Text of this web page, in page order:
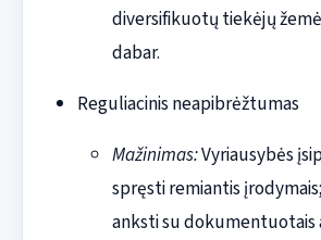
diversifikuotų tiekėjų
dabar.
Reguliacinis neapibrėžtumas
Mažinimas:Vyriausybės
spręsti remiantis
anksti su dokumentuotais